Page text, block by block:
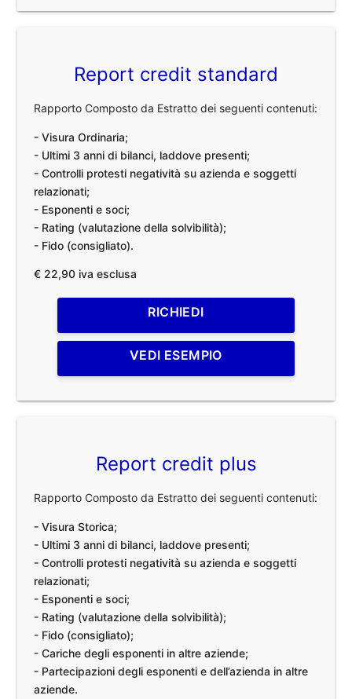
Report credit standard
Rapporto Composto da Estratto dei seguenti contenuti:
- Visura Ordinaria;
- Ultimi 3 anni di bilanci, laddove presenti;
- Controlli protesti negatività su azienda e soggetti
relazionati;
- Esponenti e soci;
- Rating (valutazione della solvibilità);
- Fido (consigliato).
€ 22,90 iva esclusa
RICHIEDI
VEDI ESEMPIO
Report credit plus
Rapporto Composto da Estratto dei seguenti contenuti:
- Visura Storica;
- Ultimi 3 anni di bilanci, laddove presenti;
- Controlli protesti negatività su azienda e soggetti
relazionati;
- Esponenti e soci;
- Rating (valutazione della solvibilità);
- Fido (consigliato);
- Cariche degli esponenti in altre aziende;
- Partecipazioni degli esponenti e dell’azienda in altre
aziende.